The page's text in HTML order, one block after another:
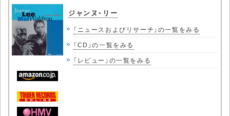
ジャンヌ・リー
「ニュースおよびリサーチ」の一覧をみる
「CD」の一覧をみる
「レビュー」の一覧をみる